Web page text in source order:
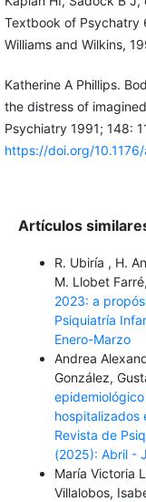
Textbook of Psychatry
Williams and Wilkins,
Katherine A Phillips.
the distress of
Psychiatry 1991; 148:
https://doi.org/
Artículos
R. Ubiría , H.
M. Llobet
2023: a
Psiquiatría
Enero-Marzo
Andrea
González,
hospitalizados
Revista de
(2025): Abril -
María Victoria
Villalobos,